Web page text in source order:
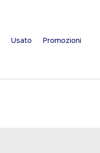
Usato Promozioni